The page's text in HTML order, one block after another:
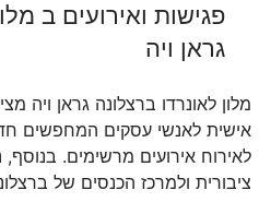
פגישות ואירועים ב
גראן ויה
מלון לאונרדו ברצלונה גראן ויה
אישית לאנשי עסקים המחפשים
לאירוח אירועים מרשימים.
ציבורית ולמרכז הכנסים של